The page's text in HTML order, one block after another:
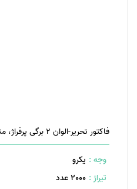
فاکتور تحریر-الوان ۲ برگی پرفراژ، منگنه و شماره افست چهار رنگ
وجه : یکرو
تیراژ : 2000 عدد